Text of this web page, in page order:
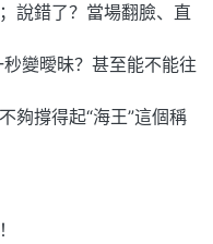
說錯了？當場翻臉、直
變曖昧？甚至能不能往
撐得起“海王”這個稱